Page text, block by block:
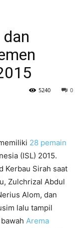
0
5240
28 pemain
(ISL) 2015.
Kerbau Sirah saat
Zulchrizal Abdul
Alom, dan
lalu tampil
Arema